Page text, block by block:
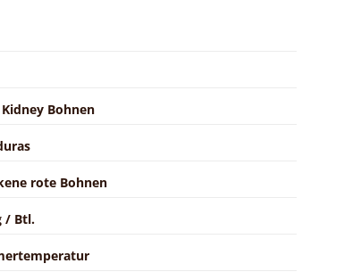
Bohnen
rote Bohnen
/ Btl.